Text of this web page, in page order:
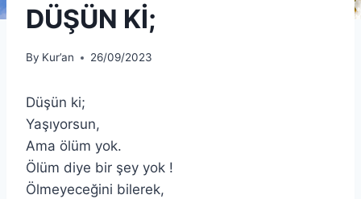
DÜŞÜN Kİ;
By Kur’an 26/09/2023
Düşün ki;
Yaşıyorsun,
Ama ölüm yok.
Ölüm diye bir şey yok !
Ölmeyeceğini bilerek,